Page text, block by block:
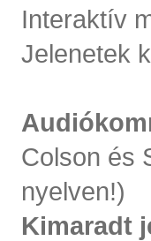
Interaktív
Jelenetek
Colson és
nyelven!)
Kimaradt